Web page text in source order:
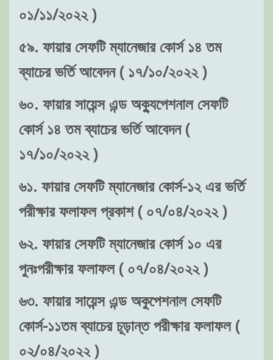
০১/১১/২০২২ )
৫৯. ফায়ার সেফটি ম্যানেজার কোর্স ১৪ তম
ব্যাচের ভর্তি আবেদন ( ১৭/১০/২০২২ )
৬০. ফায়ার সায়েন্স এন্ড অক্যুপেশনাল সেফটি
কোর্স ১৪ তম ব্যাচের ভর্তি আবেদন (
১৭/১০/২০২২ )
৬১. ফায়ার সেফটি ম্যানেজার কোর্স-১২ এর ভর্তি
পরীক্ষার ফলাফল প্রকাশ ( ০৭/০৪/২০২২ )
৬২. ফায়ার সেফটি ম্যানেজার কোর্স ১০ এর
পুনঃপরীক্ষার ফলাফল ( ০৭/০৪/২০২২ )
৬৩. ফায়ার সায়েন্স এন্ড অকুপেশনাল সেফটি
কোর্স-১১তম ব্যাচের চূড়ান্ত পরীক্ষার ফলাফল (
০২/০৪/২০২২ )